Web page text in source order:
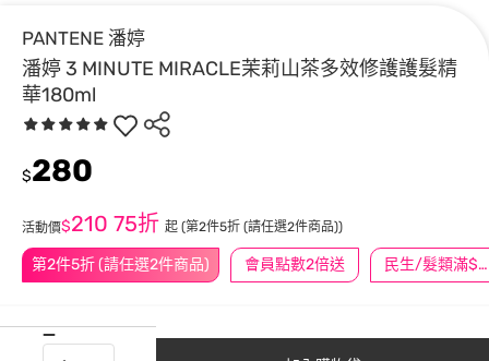
PANTENE 潘婷
潘婷 3 MINUTE MIRACLE茉莉山茶多效修護護髮精
華180ml
第2件5折 (請任選2件商品) 會員點數2倍送 民生/髮類滿$388送舒潔冰巾
$280
活動價$210 75折 起 (第2件5折 (請任選2件商品))